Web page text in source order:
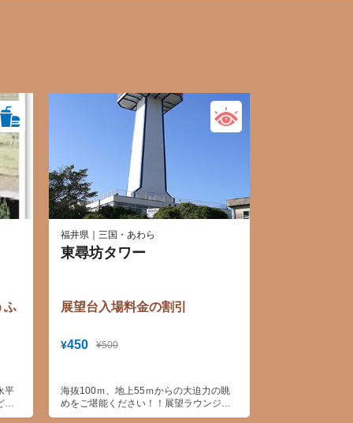
ふ
平
を
マ
福井県｜三国・あわら
東尋坊タワー
展望台入場料金の割引
¥450 ¥500
海抜100ｍ、地上55ｍからの大迫力の眺
めをご堪能ください！！展望ラウンジ、
海の幸のレストラン、お土産店もありま